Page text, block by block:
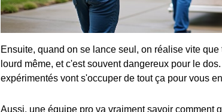
Ensuite, quand on se lance seul, on réalise vite
lourd même, et c'est souvent dangereux pour le
expérimentés vont s'occuper de tout ça pour vous
Aussi, une équipe pro va vraiment savoir comment